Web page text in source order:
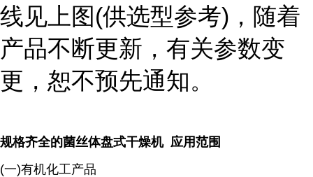
线见上图(供选型参考) ，随着
产品不断更新，有关参数变
更，恕不预先通知。
规格齐全的菌丝体盘式干燥机 应用范围
(一)有机化工产品